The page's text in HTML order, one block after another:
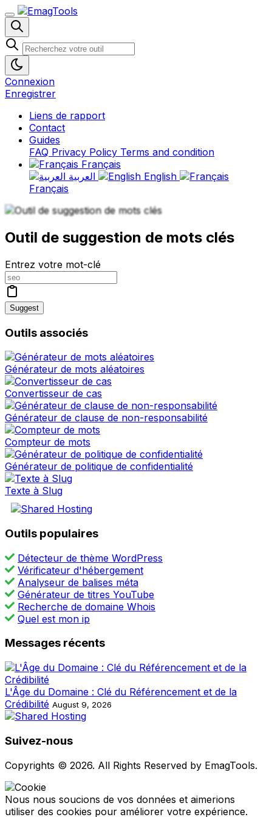
Connexion
Enregistrer
Liens de rapport
Contact
Guides
FAQ Privacy Policy Terms and condition
Français
English
Français
Outil de suggestion de mots clés
Entrez votre mot-clé
Suggest
Outils associés
Générateur de mots aléatoires
Convertisseur de cas
Générateur de clause de non-responsabilité
Compteur de mots
Générateur de politique de confidentialité
Texte à Slug
Outils populaires
Détecteur de thème WordPress
Vérificateur d'hébergement
Analyseur de balises méta
Générateur de titres YouTube
Recherche de domaine Whois
Quel est mon ip
Messages récents
L'Âge du Domaine : Clé du Référencement et de la
Crédibilité August 9, 2026
Suivez-nous
Copyrights © 2026. All Rights Reserved by EmagTools.
Nous nous soucions de vos données et aimerions
utiliser des cookies pour améliorer votre expérience.